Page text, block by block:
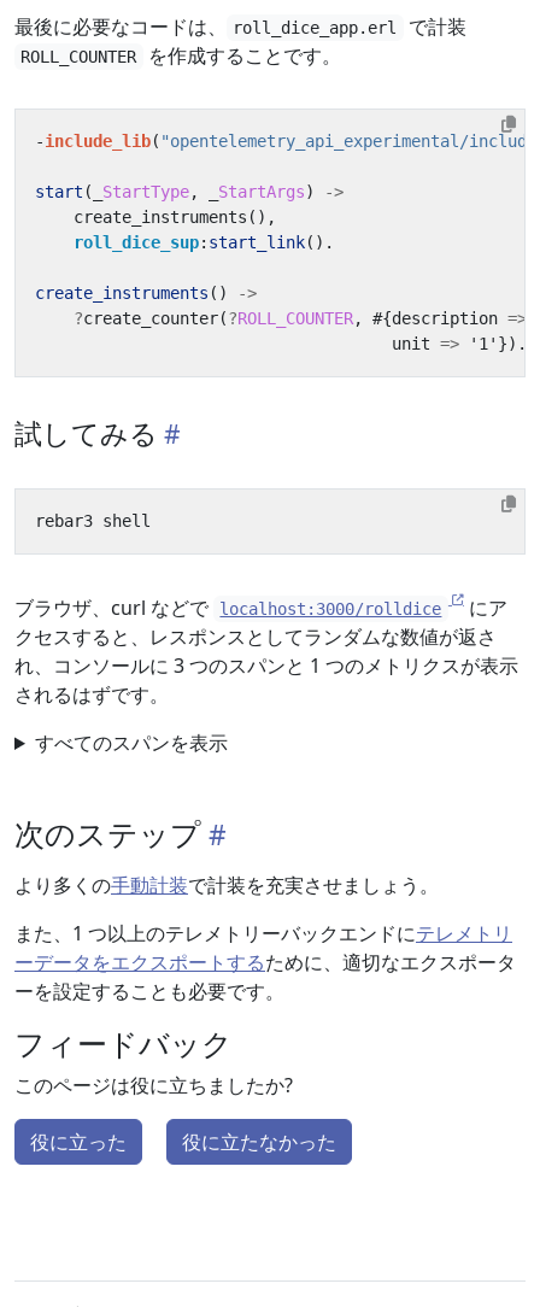
最後に必要なコードは、 roll_dice_app.erl で計装
ROLL_COUNTER を作成することです。
-include_lib( "opentelemetry_api_experimental/
start (_ StartType, StartArgs)
->
create_instruments (),
roll_dice_sup: start_link().
create_instruments ()
->
?create_counter(?ROLL_COUNTER, #{description =>
unit => '1' }).
試してみる
ブラウザ、curl などで localhost:3000/rolldice
にア
クセスすると、レスポンスとしてランダムな数値が返さ
れ、コンソールに 3 つのスパンと 1 つのメトリクスが表示
されるはずです。
すべてのスパンを表示
次のステップ
より多くの手動計装で計装を充実させましょう。
また、1 つ以上のテレメトリーバックエンドにテレメトリ
ーデータをエクスポートするために、適切なエクスポータ
ーを設定することも必要です。
フィードバック
このページは役に立ちましたか?
役に立った 役に立たなかった